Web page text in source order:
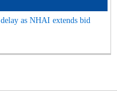
as NHAI extends bid